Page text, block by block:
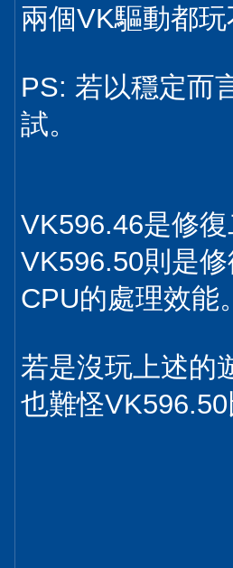
兩個VK驅動都
PS: 若以穩定而
試。
VK596.46是修
VK596.50則是
CPU的處理效能
若是沒玩上述的
也難怪